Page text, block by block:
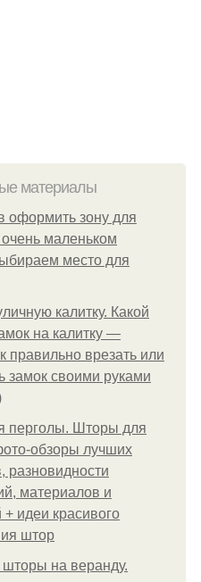
материалы
оформить зону для
маленьком
место для
калитку. Какой
на калитку —
правильно врезать или
замок своими руками
перголы. Шторы для
обзоры лучших
разновидности
материалов и
+ идеи красивого
штор
на веранду.